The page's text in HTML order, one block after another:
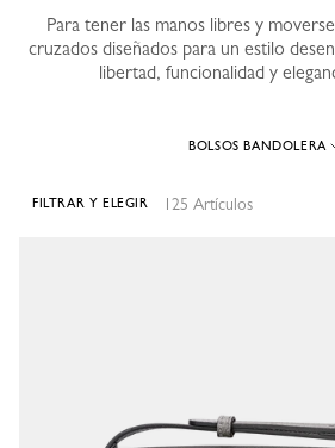
Para tener las manos libres y
cruzados diseñados para un estilo
libertad, funcionalidad y
BOLSOS BANDOLERA
125 Artículos
FILTRAR Y ELEGIR